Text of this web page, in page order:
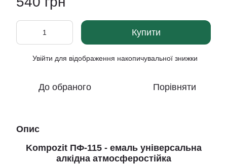
Купити
Увійти для відображення накопичувальної знижки
До обраного Порівняти
Опис
Kompozit ПФ-115 - емаль універсальна
алкідна атмосферостійка